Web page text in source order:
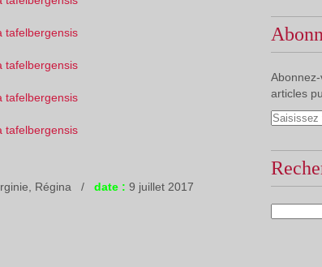
Régina / date : 9 juillet 2017
articles